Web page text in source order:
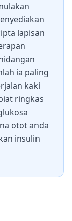
lapisan
ia paling
kaki
ringkas
otot anda
insulin